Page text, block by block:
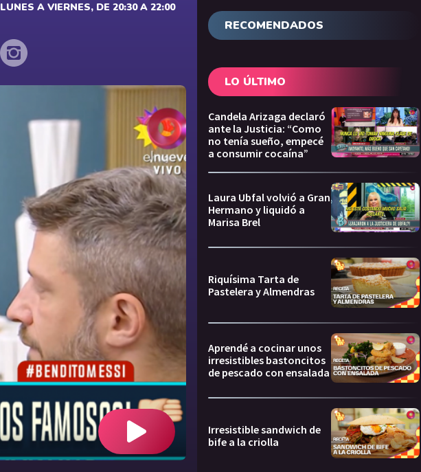
LUNES A VIERNES, DE 20:30 A 22:00
RECOMENDADOS
LO ÚLTIMO
Candela Arizaga declaró
ante la Justicia: “Como
no tenía sueño, empecé
a consumir cocaína”
Laura Ubfal volvió a Gran
Hermano y liquidó a
Marisa Brel
Riquísima Tarta de
Pastelera y Almendras
Aprendé a cocinar unos
irresistibles bastoncitos
de pescado con ensalada
Irresistible sandwich de
bife a la criolla